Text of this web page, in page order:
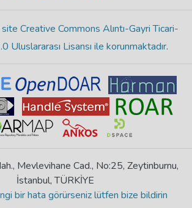
Creative Commons Alıntı-Gayri Ticari-
Uluslararası Lisansı ile korunmaktadır.
Mevlevihane Cad., No:25, Zeytinburnu,
İstanbul, TÜRKİYE
bir hata görürseniz lütfen bize bildirin